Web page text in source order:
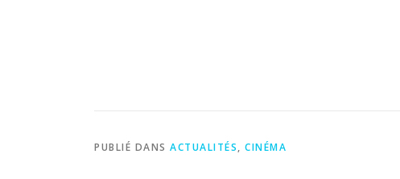
PUBLIÉ DANS ACTUALITÉS, CINÉMA